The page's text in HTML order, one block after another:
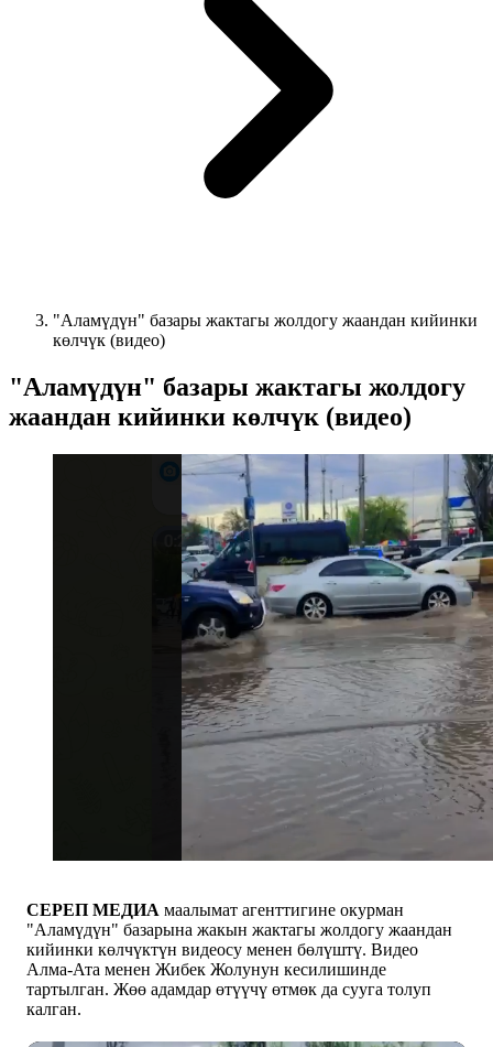
"Аламүдүн" базары жактагы жолдогу жаандан кийинки
көлчүк (видео)
"Аламүдүн" базары жактагы жолдогу
жаандан кийинки көлчүк (видео)
СЕРЕП МЕДИА маалымат агенттигине окурман
"Аламүдүн" базарына жакын жактагы жолдогу жаандан
кийинки көлчүктүн видеосу менен бөлүштү. Видео
Алма-Ата менен Жибек Жолунун кесилишинде
тартылган. Жөө адамдар өтүүчү өтмөк да сууга толуп
калган.